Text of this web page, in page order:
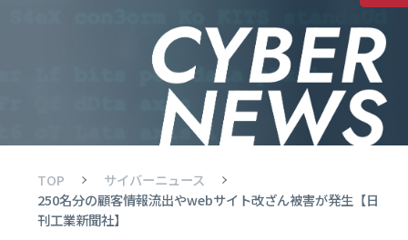
TOP
サイバーニュース
250名分の顧客情報流出やwebサイト改ざん被害が発生【日
刊工業新聞社】